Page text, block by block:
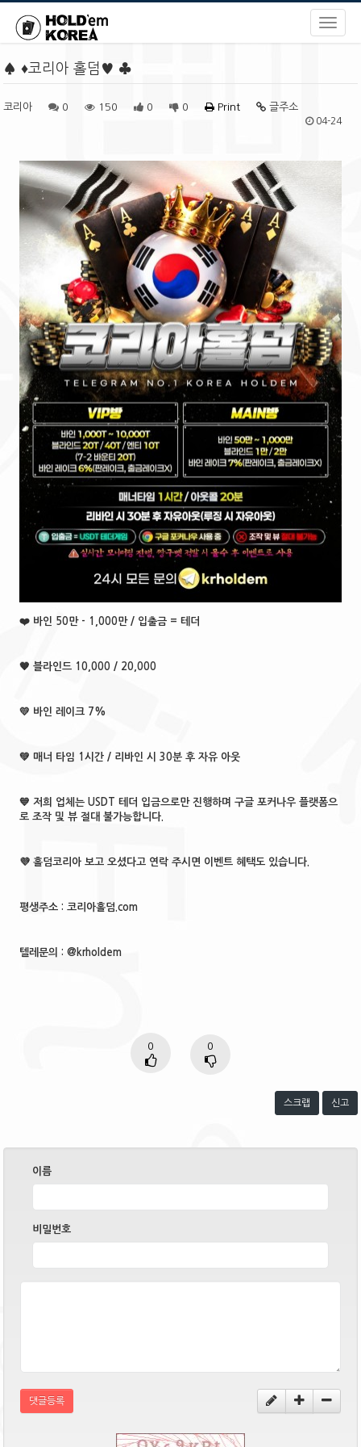
♠️ ♦️코리아 홀덤♥️ ♣️
코리아 0 150 0 0 Print 글주소
04-24
❤️ 바인 50만 - 1,000만 / 입출금 = 테더
🧡 블라인드 10,000 / 20,000
💛 바인 레이크 7%
💚 매너 타임 1시간 / 리바인 시 30분 후 자유 아웃
💙 저희 업체는 USDT 테더 입금으로만 진행하며 구글 포커나우 플랫폼으
로 조작 및 뷰 절대 불가능합니다.
💜 홀덤코리아 보고 오셨다고 연락 주시면 이벤트 혜택도 있습니다.
평생주소 : 코리아홀덤.com
텔레문의 : @krholdem
0 0
스크랩 신고
이름
비밀번호
댓글등록